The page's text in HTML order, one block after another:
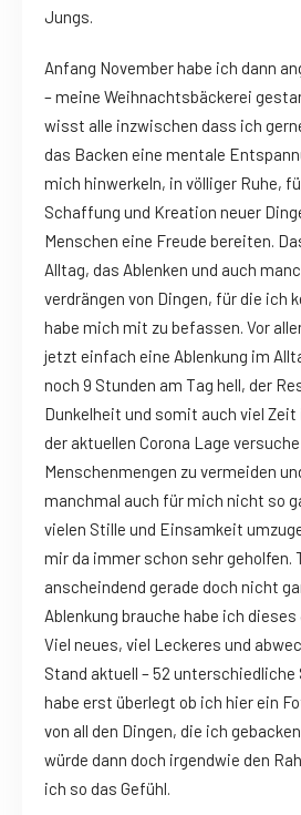
Jungs.
Anfang November habe ich dann
– meine Weihnachtsbäckerei
wisst alle inzwischen dass ich
das Backen eine mentale
mich hinwerkeln, in völliger Ruhe,
Schaffung und Kreation neuer
Menschen eine Freude bereiten.
Alltag, das Ablenken und auch
verdrängen von Dingen, für die ich
habe mich mit zu befassen. Vor
jetzt einfach eine Ablenkung im
noch 9 Stunden am Tag hell, der
Dunkelheit und somit auch viel Zeit
der aktuellen Corona Lage
Menschenmengen zu vermeiden
manchmal auch für mich nicht so
vielen Stille und Einsamkeit
mir da immer schon sehr geholfen.
anscheindend gerade doch nicht
Ablenkung brauche habe ich
Viel neues, viel Leckeres und
Stand aktuell – 52
habe erst überlegt ob ich hier ein
von all den Dingen, die ich
würde dann doch irgendwie den
ich so das Gefühl.